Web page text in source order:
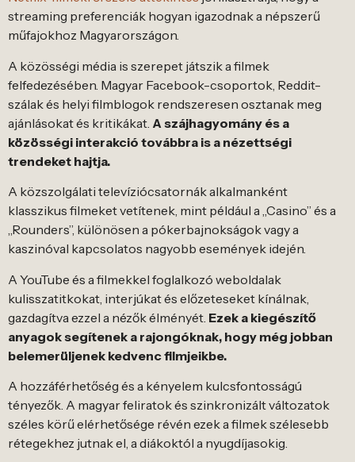
streaming preferenciák hogyan igazodnak a népszerű
műfajokhoz Magyarországon.
A közösségi média is szerepet játszik a filmek
felfedezésében. Magyar Facebook-csoportok, Reddit-
szálak és helyi filmblogok rendszeresen osztanak meg
ajánlásokat és kritikákat. A szájhagyomány és a
közösségi interakció továbbra is a nézettségi
trendeket hajtja.
A közszolgálati televíziócsatornák alkalmanként
klasszikus filmeket vetítenek, mint például a „Casino” és a
„Rounders”, különösen a pókerbajnokságok vagy a
kaszinóval kapcsolatos nagyobb események idején.
A YouTube és a filmekkel foglalkozó weboldalak
kulisszatitkokat, interjúkat és előzeteseket kínálnak,
gazdagítva ezzel a nézők élményét. Ezek a kiegészítő
anyagok segítenek a rajongóknak, hogy még jobban
belemerüljenek kedvenc filmjeikbe.
A hozzáférhetőség és a kényelem kulcsfontosságú
tényezők. A magyar feliratok és szinkronizált változatok
széles körű elérhetősége révén ezek a filmek szélesebb
rétegekhez jutnak el, a diákoktól a nyugdíjasokig.